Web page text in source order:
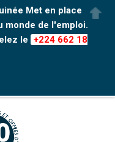
Met en place
monde de l'emploi.
le +224 662 18